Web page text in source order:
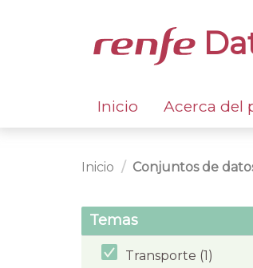
Inicio Acerca del
Inicio Conjuntos de
Temas
Transporte (1)